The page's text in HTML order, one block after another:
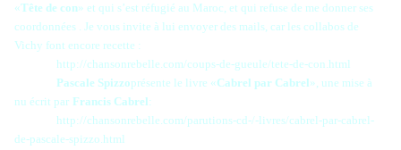
«Tête de con» et qui s’est réfugié au Maroc, et qui refuse de me donner ses
coordonnées . Je vous invite à lui envoyer des mails, car les collabos de
Vichy font encore recette :
http://chansonrebelle.com/coups-de-gueule/tete-de-con.html
Pascale Spizzoprésente le livre «Cabrel par Cabrel», une mise à
nu écrit par Francis Cabrel:
http://chansonrebelle.com/parutions-cd-/-livres/cabrel-par-cabrel-
de-pascale-spizzo.html